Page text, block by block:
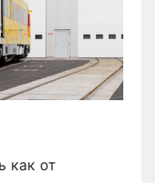
как от